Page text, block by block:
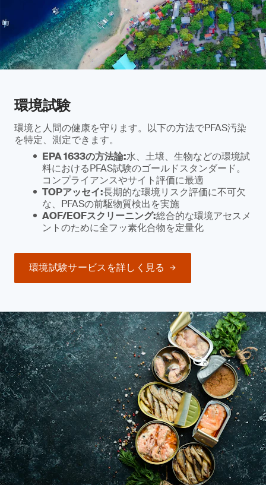
環境試験
環境と人間の健康を守ります。以下の方法でPFAS汚染
を特定、測定できます。
EPA 1633の方法論:水、土壌、生物などの環境試
料におけるPFAS試験のゴールドスタンダード。
コンプライアンスやサイト評価に最適
TOPアッセイ:長期的な環境リスク評価に不可欠
な、PFASの前駆物質検出を実施
AOF/EOFスクリーニング:総合的な環境アセスメ
ントのために全フッ素化合物を定量化
環境試験サービスを詳しく見る